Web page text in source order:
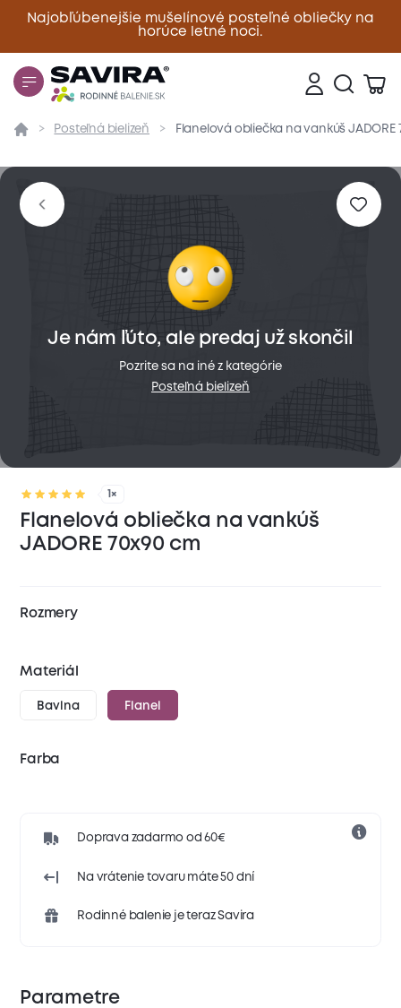
Najobľúbenejšie mušelínové posteľné obliečky na
horúce letné noci.
Zavrieť
Prehľad Parametre Popis produktu
Posteľná bielizeň Flanelová obliečka na vankúš JADORE
1×
Flanelová obliečka na vankúš
JADORE 70x90 cm
Rozmery
Materiál
Bavlna Flanel
Farba
Doprava zadarmo od 60€
Na vrátenie tovaru máte 50 dní
Rodinné balenie je teraz Savira
Je nám ľúto, ale predaj už skončil
Pozrite sa na iné z kategórie
Posteľná bielizeň
Parametre